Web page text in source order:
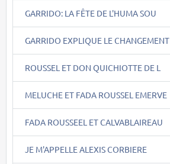
GARRIDO: LA FÊTE DE L'HUMA SOU
GARRIDO EXPLIQUE LE CHANGEMENT
ROUSSEL ET DON QUICHIOTTE DE L
MELUCHE ET FADA ROUSSEL EMERVE
FADA ROUSSEEL ET CALVABLAIREAU
JE M'APPELLE ALEXIS CORBIERE